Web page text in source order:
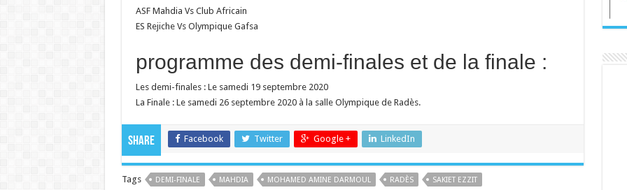
ASF Mahdia Vs Club Africain
ES Rejiche Vs Olympique Gafsa
programme des demi-finales et de la finale :
Les demi-finales : Le samedi 19 septembre 2020
La Finale : Le samedi 26 septembre 2020 à la salle Olympique de Radès.
Share Facebook Twitter Google + LinkedIn
Tags DEMI-FINALE MAHDIA MOHAMED AMINE DARMOUL RADÈS SAKIET EZZIT